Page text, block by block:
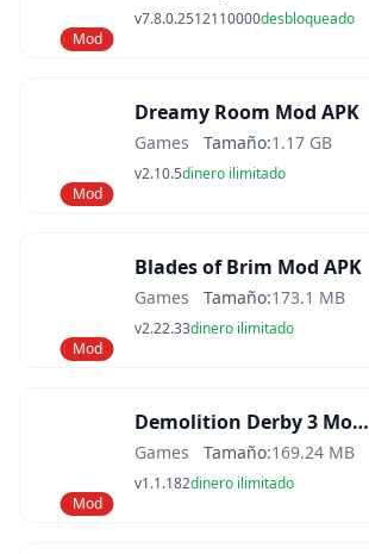
Mod
v7.8.0.2512110000desbloqueado
Mod
Dreamy Room Mod APK
Games Tamaño:1.17 GB
v2.10.5dinero ilimitado
Mod
Blades of Brim Mod APK
Games Tamaño:173.1 MB
v2.22.33dinero ilimitado
Mod
Demolition Derby 3 Mod APK
Games Tamaño:169.24 MB
v1.1.182dinero ilimitado